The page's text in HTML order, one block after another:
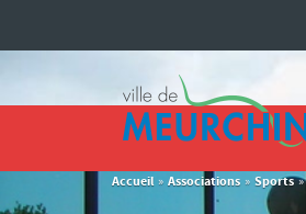
Accueil » Associations » Sports »